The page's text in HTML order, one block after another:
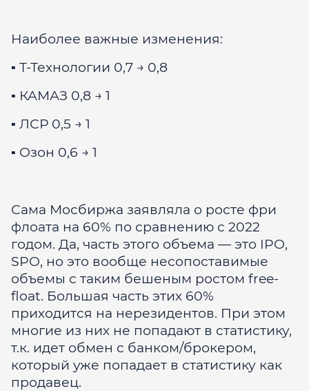
Наиболее важные изменения:
▪️ Т-Технологии 0,7 → 0,8
▪️ КАМАЗ 0,8 → 1
▪️ ЛСР 0,5 → 1
▪️ Oзон 0,6 → 1
Сама Мосбиржа заявляла о росте фри
флоата на 60% по сравнению с 2022
годом. Да, часть этого объема — это IPO,
SPO, но это вообще несопоставимые
объемы с таким бешеным ростом free-
float. Большая часть этих 60%
приходится на нерезидентов. При этом
многие из них не попадают в статистику,
т.к. идет обмен с банком/брокером,
который уже попадает в статистику как
продавец.